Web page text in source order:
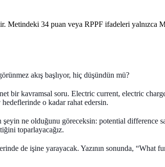
34 puan veya RPPF ifadeleri yalnızca
akış başlıyor, hiç düşündün mü?
bir kavramsal soru. Electric current, electric
o kadar rahat edersin.
ne olduğunu göreceksin: potential difference
toparlayacağız.
de işine yarayacak. Yazının sonunda, “What